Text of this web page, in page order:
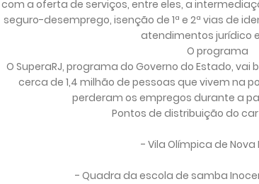
com a oferta de serviços, entre eles, a
seguro-desemprego, isenção de 1ª e 2ª vias de
atendimentos jurídico
O programa
O SuperaRJ, programa do Governo do Estado,
cerca de 1,4 milhão de pessoas que vivem na
perderam os empregos durante a
Pontos de distribuição do
- Vila Olímpica de Nova
- Quadra da escola de samba